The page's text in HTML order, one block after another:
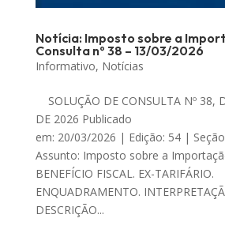
Notícia: Imposto sobre a
Consulta nº 38 – 13/03/2026
Informativo, Notícias
SOLUÇÃO DE CONSULTA Nº 38,
DE 2026 Publicado
em: 20/03/2026 | Edição: 54 |
Assunto: Imposto sobre a
BENEFÍCIO FISCAL. EX-TARIFÁRIO.
ENQUADRAMENTO.
DESCRIÇÃO...